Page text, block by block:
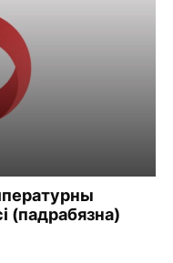
(падрабязна)